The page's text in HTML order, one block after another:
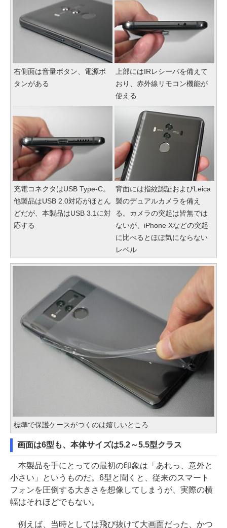
右側面は音量ボタン、電源ボ
タンがある
上部にはIRレシーバを備えて
おり、赤外線リモコン機能が
使える
充電コネクタはUSB Type-C。
他製品はUSB 2.0対応がほとん
どだが、本製品はUSB 3.1に対
応する
背面には指紋認証およびLeica
製のデュアルカメラを備え
る。カメラの突起は皆無では
ないが、iPhone Xなどの突起
に比べるとほぼ気にならない
レベル
標準で保護ケースがつくのは嬉しいところ
画面は6型も、本体サイズは5.2～5.5型クラス
本製品を手にとっての最初の印象は「あれっ、意外と
小さい」というものだ。6型と聞くと、従来のスマート
フォンを圧倒する大きさを想像してしまうが、実際の横
幅はそれほどでもない。
例えば、当時としては飛び抜けて大画面だった、かつ